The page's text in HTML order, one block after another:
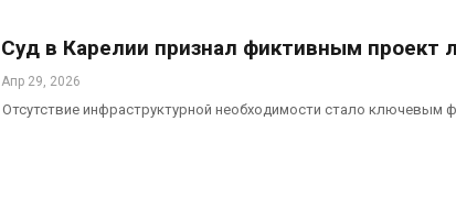
Суд в Карелии признал фиктивным проект
Апр 29, 2026
Отсутствие инфраструктурной необходимости стало ключевым